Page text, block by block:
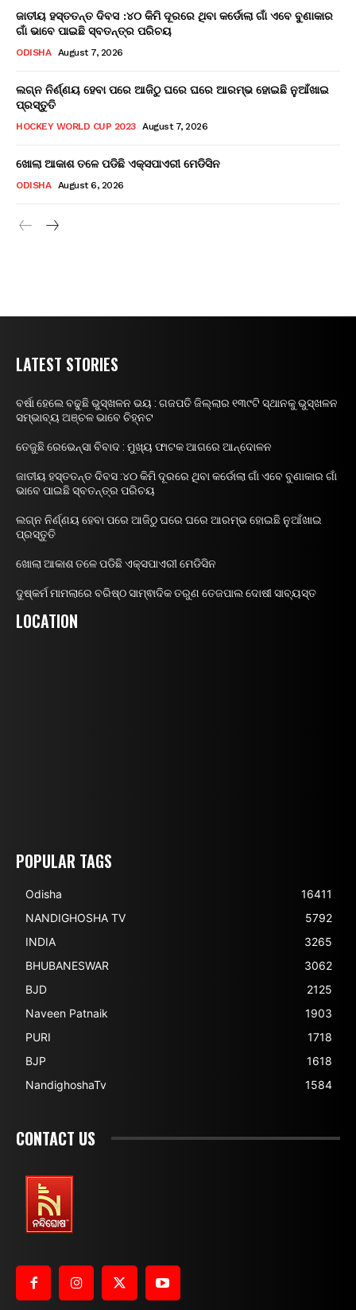
ଜାତୀୟ ହସ୍ତତନ୍ତ ଦିବସ :୪୦ କିମି ଦୂରରେ ଥିବା କର୍ଡୋଲା ଗାଁ ଏବେ ବୁଣାକାର
ଗାଁ ଭାବେ ପାଇଛି ସ୍ବତନ୍ତ୍ର ପରିଚୟ
ODISHA August 7, 2026
ଲଗ୍ନ ନିର୍ଣ୍ଣୟ ହେବା ପରେ ଆଜିଠୁ ଘରେ ଘରେ ଆରମ୍ଭ ହୋଇଛି ନୁଆଁଖାଇ
ପ୍ରସ୍ତୁତି
HOCKEY WORLD CUP 2023 August 7, 2026
ଖୋଲା ଆକାଶ ତଳେ ପଡିଛି ଏକ୍ସପାଏରୀ ମେଡିସିନ
ODISHA August 6, 2026
LATEST STORIES
ବର୍ଷା ହେଲେ ବଢୁଛି ଭୁସ୍ଖଳନ ଭୟ : ଗଜପତି ଜିଲ୍ଲାର ୧୩୯ଟି ସ୍ଥାନକୁ ଭୁସ୍ଖଳନ
ସମ୍ଭାବ୍ୟ ଅଞ୍ଚଳ ଭାବେ ଚିହ୍ନଟ
ତେଜୁଛି ରେଭେନ୍ସା ବିବାଦ : ମୁଖ୍ୟ ଫାଟକ ଆଗରେ ଆନ୍ଦୋଳନ
ଜାତୀୟ ହସ୍ତତନ୍ତ ଦିବସ :୪୦ କିମି ଦୂରରେ ଥିବା କର୍ଡୋଲା ଗାଁ ଏବେ ବୁଣାକାର ଗାଁ
ଭାବେ ପାଇଛି ସ୍ବତନ୍ତ୍ର ପରିଚୟ
ଲଗ୍ନ ନିର୍ଣ୍ଣୟ ହେବା ପରେ ଆଜିଠୁ ଘରେ ଘରେ ଆରମ୍ଭ ହୋଇଛି ନୁଆଁଖାଇ
ପ୍ରସ୍ତୁତି
ଖୋଲା ଆକାଶ ତଳେ ପଡିଛି ଏକ୍ସପାଏରୀ ମେଡିସିନ
ଦୁଷ୍କର୍ମ ମାମଲାରେ ବରିଷ୍ଠ ସାମ୍ଵାଦିକ ତରୁଣ ତେଜପାଲ ଦୋଷୀ ସାବ୍ୟସ୍ତ
LOCATION
POPULAR TAGS
Odisha
16411
NANDIGHOSHA TV
5792
INDIA
3265
BHUBANESWAR
3062
BJD
2125
Naveen Patnaik
1903
PURI
1718
BJP
1618
NandighoshaTv
1584
CONTACT US